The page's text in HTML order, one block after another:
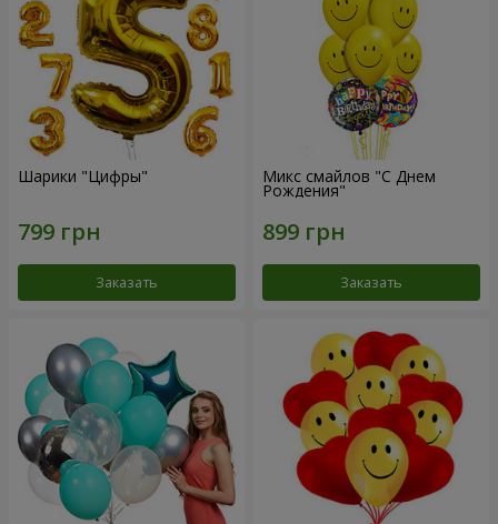
Шарики "Цифры"
Заказать
Микс смайлов "C Днем
Рождения"
Заказать